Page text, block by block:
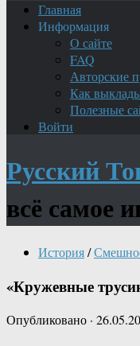
Главная
Информация
О сайте
FAQ
Авторские
Как
Полезные
Войти
Русский
всё самое
История/
«Кружевные
Опубликовано ·